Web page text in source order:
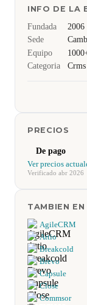
INFO DE LA
Fundada
2006
Sede
Equipo
Categoria
Crms
PRECIOS
De pago
Ver precios
Verificado abr 2026
TAMBIEN EN
AgileCRM
Attio
Breakcold
Brevo
Capsule
Close
Commsor